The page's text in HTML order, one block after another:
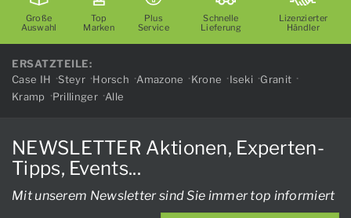
Große
Auswahl
Top
Marken
Plus
Service
Schnelle
Lieferung
Lizenzierter
Händler
ERSATZTEILE:
Case IH
Steyr Horsch Amazone Krone Iseki
Granit
Kramp
Prillinger Alle
NEWSLETTER Aktionen, Experten-
Tipps, Events...
Mit unserem Newsletter sind Sie immer top informiert